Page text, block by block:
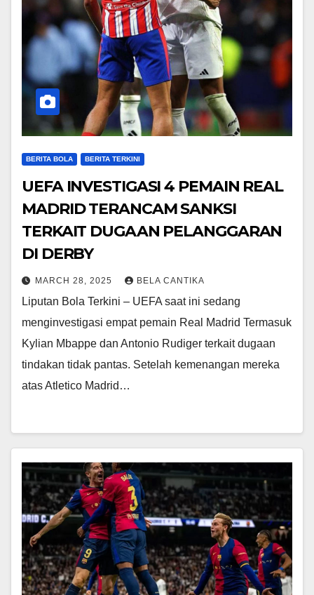
BERITA BOLA BERITA TERKINI
UEFA INVESTIGASI 4 PEMAIN REAL
MADRID TERANCAM SANKSI
TERKAIT DUGAAN PELANGGARAN
DI DERBY
MARCH 28, 2025 BELA CANTIKA
Liputan Bola Terkini – UEFA saat ini sedang
menginvestigasi empat pemain Real Madrid Termasuk
Kylian Mbappe dan Antonio Rudiger terkait dugaan
tindakan tidak pantas. Setelah kemenangan mereka
atas Atletico Madrid…